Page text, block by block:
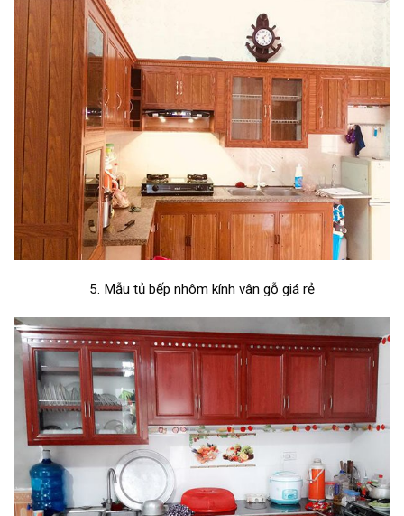
5. Mẫu tủ bếp nhôm kính vân gỗ giá rẻ